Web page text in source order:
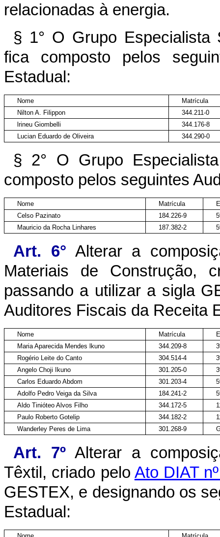
relacionadas à energia.
§ 1° O Grupo Especialista
fica composto pelos
Estadual:
Nome
Matrícula
Nilton A. Filippon
344.211-0
lrineu Giombelli
344.176-8
Lucian Eduardo de Oliveira
344.290-0
§ 2° O Grupo
composto pelos seguintes
Nome Matrícula
Celso Pazinato
184.226-9
Mauricio da Rocha Linhares
187.382-2
Art. 6° Alterar a
Materiais de Construção,
passando a utilizar a sigla
Auditores Fiscais da Receita
Nome Matrícula
Maria Aparecida Mendes lkuno
344.209-8
Rogério Leite do Canto
304.514-4
Angelo Choji Ikuno
301.205-0
Carlos Eduardo Abdom
301.203-4
Adolfo Pedro Veiga da Silva
184.241-2
Aldo Tinióteo Alvos Filho
344.172-5
Paulo Roberto Gotelip
344.182-2
Wanderley Peres de Lima
301.268-9
Art. 7º Alterar a
Têxtil, criado pelo Ato DIAT
GESTEX, e designando os
Estadual: